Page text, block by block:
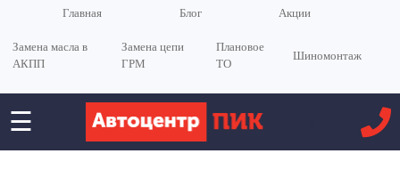
Главная Блог Акции
Замена масла в
АКПП
Замена цепи
ГРМ
Плановое
ТО
Шиномонтаж
☰